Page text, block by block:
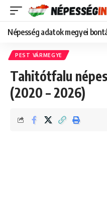
Népesség adatok megyei
PEST VÁRMEGYE
Tahitótfalu
(2020 – 2026)